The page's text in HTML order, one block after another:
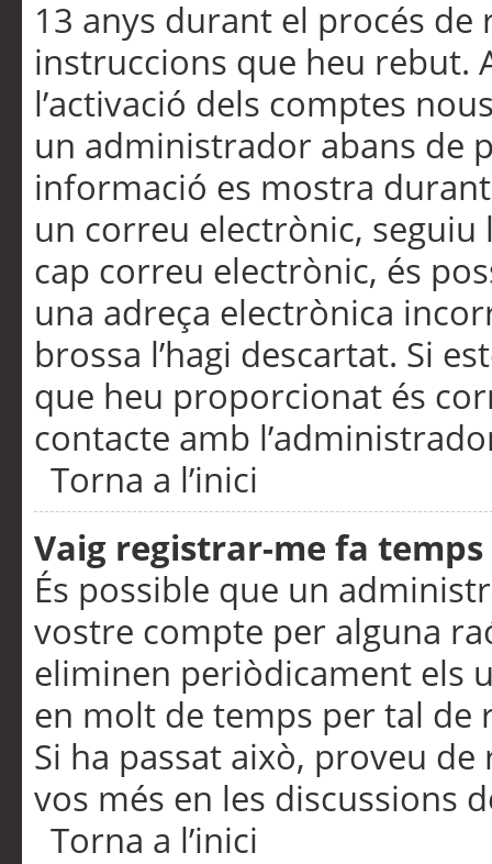
13 anys durant el procés de
instruccions que heu rebut.
l’activació dels comptes
un administrador abans de
informació es mostra
un correu electrònic,
cap correu electrònic, és
una adreça electrònica
brossa l’hagi descartat. Si
que heu proporcionat és
contacte amb
Torna a l’inici
Vaig registrar-me fa
És possible que un
vostre compte per alguna
eliminen periòdicament els
en molt de temps per tal de
Si ha passat això, proveu
vos més en les discussions
Torna a l’inici